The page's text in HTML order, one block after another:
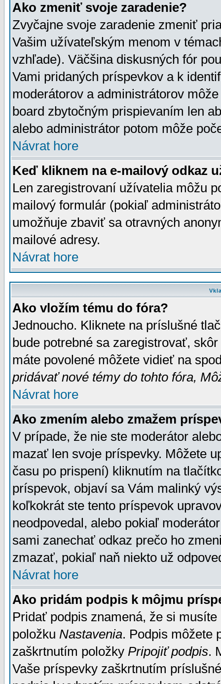
Ako zmeniť svoje zaradenie?
Zvyčajne svoje zaradenie zmeniť
Vašim užívateľským menom v
vzhľade). Väčšina diskusných fór
Vami pridaných príspevkov a k
moderátorov a administrátorov
board zbytočným prispievaním len
alebo administrátor potom môže
Návrat hore
Keď kliknem na e-mailový odkaz
Len zaregistrovaní užívatelia môžu
mailový formulár (pokiaľ
umožňuje zbaviť sa otravných
mailové adresy.
Návrat hore
Ako vložím tému do fóra?
Jednoucho. Kliknete na príslušné
bude potrebné sa zaregistrovať,
máte povolené môžete vidieť na
pridávať nové témy do tohto fóra,
Návrat hore
Ako zmením alebo zmažem
V prípade, že nie ste moderátor
mazať len svoje príspevky. Môžete
času po prispení) kliknutím na
príspevok, objaví sa Vám malinký
koľkokrát ste tento príspevok
neodpovedal, alebo pokiaľ
sami zanechať odkaz prečo ho
zmazať, pokiaľ naň niekto už
Návrat hore
Ako pridám podpis k môjmu
Pridať podpis znamená, že si
položku Nastavenia. Podpis môžete
zaškrtnutím položky Pripojiť podpis.
Vaše príspevky zaškrtnutím